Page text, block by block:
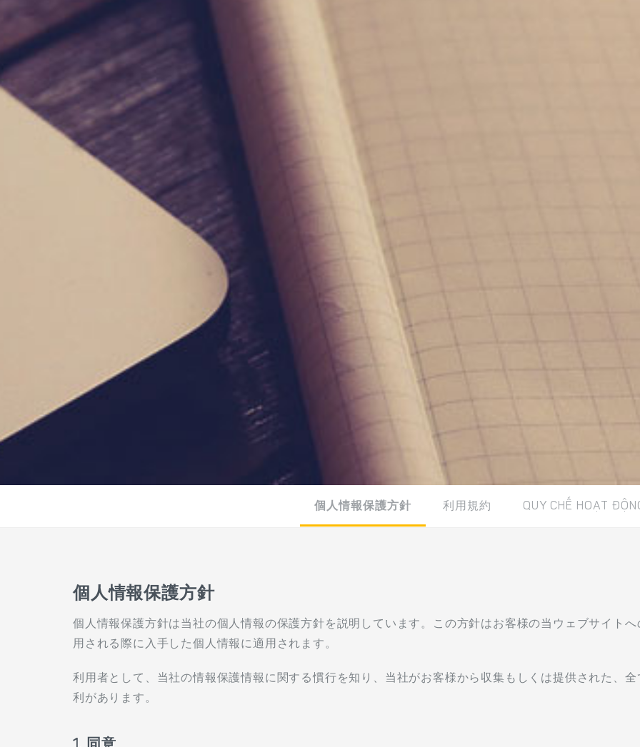
個人情報保護方針 利用規約 QUY CHẾ HOẠT
個人情報保護方針
個人情報保護方針は当社の個人情報の保護方針を説明しています。この方針はお客様の当ウェブサイト
用される際に入手した個人情報に適用されます。
利用者として、当社の情報保護情報に関する慣行を知り、当社がお客様から収集もしくは提供された、
利があります。